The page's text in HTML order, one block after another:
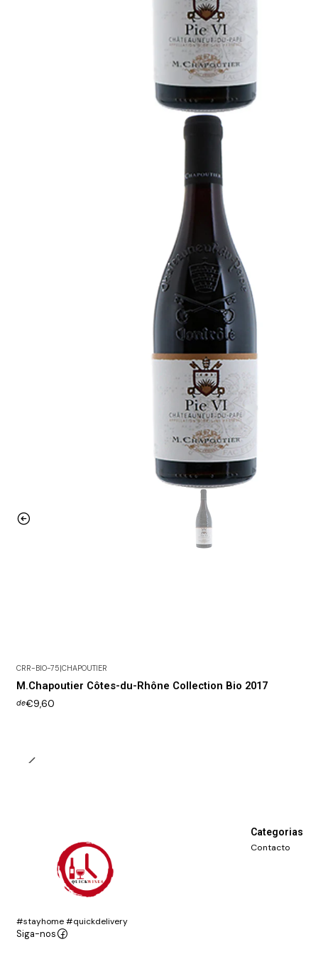
CRR-BIO-75 CHAPOUTIER
M.Chapoutier Côtes-du-Rhône Collection Bio 2017
de€9,60
#stayhome #quickdelivery
Siga-nos
Categorias
Contacto